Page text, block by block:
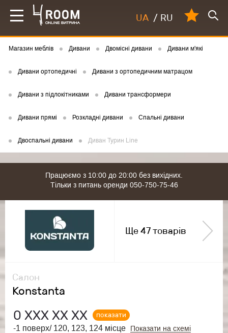
UA / RU
Магазин меблів Дивани Двомісні дивани Дивани м'які
Дивани ортопедичні Дивани з ортопедичним матрацом
Дивани з підлокітниками Дивани трансформери
Дивани прямі Розкладні дивани Спальні дивани
Двоспальні дивани Диван Турин Line
Працюємо з 10:00 до 20:00 без вихідних.
Тільки з питань оренди 050-750-75-46
Салон
Konstanta
0 ХХХ ХХ ХХ
показати
-1 поверх/ 120, 123, 124 місце
Показати на схемі
Ще 47 товарів